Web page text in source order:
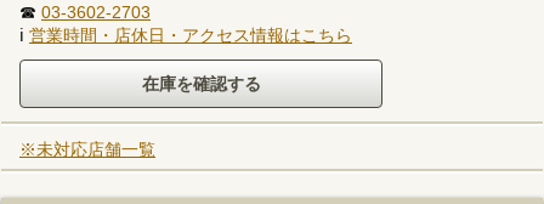
☎ 03-3602-2703
ℹ 営業時間・店休日・アクセス情報はこちら
※未対応店舗一覧